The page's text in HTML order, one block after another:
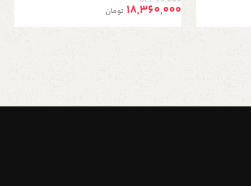
موتوره، صفحه سرمه ای
18,360,000 تومان